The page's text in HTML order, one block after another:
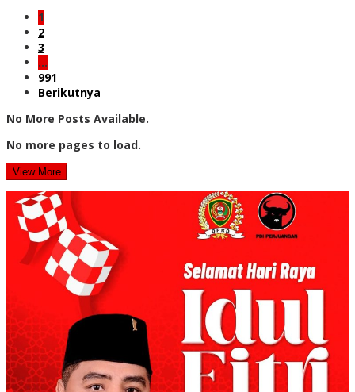
1
2
3
…
991
Berikutnya
No More Posts Available.
No more pages to load.
View More